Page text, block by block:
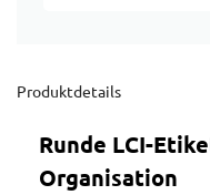
Produktdetails
Runde LCI-
Organisation